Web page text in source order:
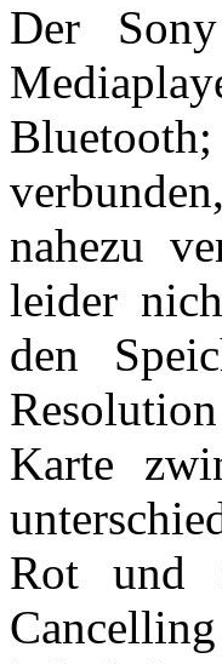
Der
nahezu
leider
den
Karte
Rot und